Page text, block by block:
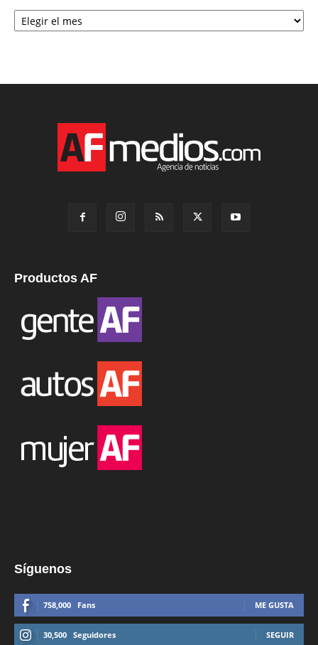
Archivo
Productos AF
Síguenos
758,000 Fans ME GUSTA
30,500 Seguidores SEGUIR